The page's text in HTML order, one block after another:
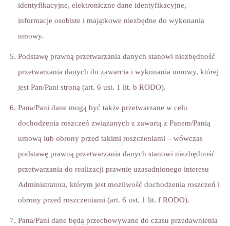
identyfikacyjne, elektroniczne dane identyfikacyjne,
informacje osobiste i majątkowe niezbędne do wykonania
umowy.
Podstawę prawną przetwarzania danych stanowi niezbędność
przetwarzania danych do zawarcia i wykonania umowy, której
jest Pan/Pani stroną (art. 6 ust. 1 lit. b RODO).
Pana/Pani dane mogą być także przetwarzane w celu
dochodzenia roszczeń związanych z zawartą z Panem/Panią
umową lub obrony przed takimi roszczeniami – wówczas
podstawę prawną przetwarzania danych stanowi niezbędność
przetwarzania do realizacji prawnie uzasadnionego interesu
Administratora, którym jest możliwość dochodzenia roszczeń i
obrony przed roszczeniami (art. 6 ust. 1 lit. f RODO).
Pana/Pani dane będą przechowywane do czasu przedawnienia